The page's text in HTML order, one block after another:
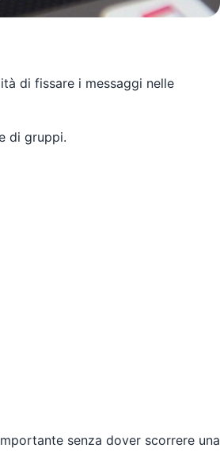
di fissare i messaggi nelle
di gruppi.
senza dover scorrere una